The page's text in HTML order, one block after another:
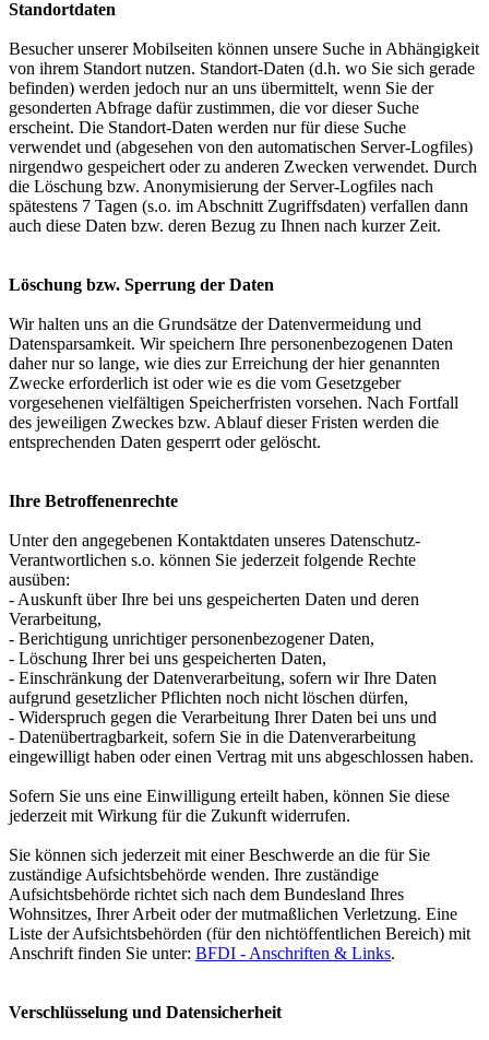
Standortdaten
Besucher unserer Mobilseiten können unsere Suche in Abhängigkeit
von ihrem Standort nutzen. Standort-Daten (d.h. wo Sie sich gerade
befinden) werden jedoch nur an uns übermittelt, wenn Sie der
gesonderten Abfrage dafür zustimmen, die vor dieser Suche
erscheint. Die Standort-Daten werden nur für diese Suche
verwendet und (abgesehen von den automatischen Server-Logfiles)
nirgendwo gespeichert oder zu anderen Zwecken verwendet. Durch
die Löschung bzw. Anonymisierung der Server-Logfiles nach
spätestens 7 Tagen (s.o. im Abschnitt Zugriffsdaten) verfallen dann
auch diese Daten bzw. deren Bezug zu Ihnen nach kurzer Zeit.
Löschung bzw. Sperrung der Daten
Wir halten uns an die Grundsätze der Datenvermeidung und
Datensparsamkeit. Wir speichern Ihre personenbezogenen Daten
daher nur so lange, wie dies zur Erreichung der hier genannten
Zwecke erforderlich ist oder wie es die vom Gesetzgeber
vorgesehenen vielfältigen Speicherfristen vorsehen. Nach Fortfall
des jeweiligen Zweckes bzw. Ablauf dieser Fristen werden die
entsprechenden Daten gesperrt oder gelöscht.
Ihre Betroffenenrechte
Unter den angegebenen Kontaktdaten unseres Datenschutz-
Verantwortlichen s.o. können Sie jederzeit folgende Rechte
ausüben:
- Auskunft über Ihre bei uns gespeicherten Daten und deren
Verarbeitung,
- Berichtigung unrichtiger personenbezogener Daten,
- Löschung Ihrer bei uns gespeicherten Daten,
- Einschränkung der Datenverarbeitung, sofern wir Ihre Daten
aufgrund gesetzlicher Pflichten noch nicht löschen dürfen,
- Widerspruch gegen die Verarbeitung Ihrer Daten bei uns und
- Datenübertragbarkeit, sofern Sie in die Datenverarbeitung
eingewilligt haben oder einen Vertrag mit uns abgeschlossen haben.
Sofern Sie uns eine Einwilligung erteilt haben, können Sie diese
jederzeit mit Wirkung für die Zukunft widerrufen.
Sie können sich jederzeit mit einer Beschwerde an die für Sie
zuständige Aufsichtsbehörde wenden. Ihre zuständige
Aufsichtsbehörde richtet sich nach dem Bundesland Ihres
Wohnsitzes, Ihrer Arbeit oder der mutmaßlichen Verletzung. Eine
Liste der Aufsichtsbehörden (für den nichtöffentlichen Bereich) mit
Anschrift finden Sie unter: BFDI - Anschriften & Links.
Verschlüsselung und Datensicherheit